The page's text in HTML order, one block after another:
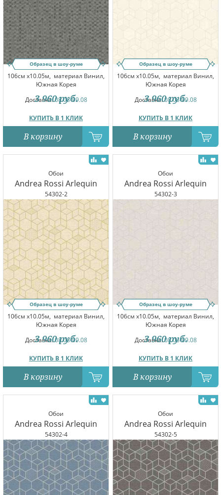
Образец в шоу-руме
106см x10.05м, материал Винил,
Южная Корея
Доставка:08.08-09.08
КУПИТЬ В 1 КЛИК
3 960 руб.
В корзину
Образец в шоу-руме
106см x10.05м, материал Винил,
Южная Корея
Доставка:08.08-09.08
КУПИТЬ В 1 КЛИК
3 960 руб.
В корзину
Обои
Andrea Rossi Arlequin
54302-2
Образец в шоу-руме
106см x10.05м, материал Винил,
Южная Корея
Доставка:08.08-09.08
КУПИТЬ В 1 КЛИК
3 960 руб.
В корзину
Обои
Andrea Rossi Arlequin
54302-3
Образец в шоу-руме
106см x10.05м, материал Винил,
Южная Корея
Доставка:08.08-09.08
КУПИТЬ В 1 КЛИК
3 960 руб.
В корзину
Обои
Andrea Rossi Arlequin
54302-4
Обои
Andrea Rossi Arlequin
54302-5